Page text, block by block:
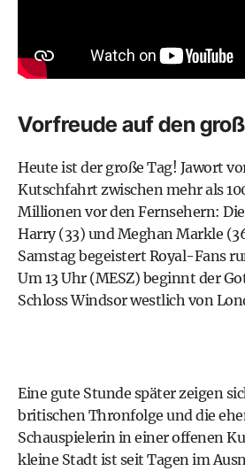
Vorfreude auf den
Heute ist der große Tag! Jawort
Kutschfahrt zwischen mehr als
Millionen vor den Fernsehern:
Harry (33) und Meghan Markle
Samstag begeistert Royal-Fans
Um 13 Uhr (MESZ) beginnt der
Schloss Windsor westlich von
Eine gute Stunde später zeigen
britischen Thronfolge und die
Schauspielerin in einer offenen
kleine Stadt ist seit Tagen im